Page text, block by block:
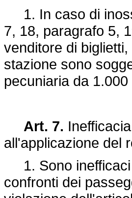
1. In caso di
7, 18, paragrafo 5,
venditore di
stazione sono
pecuniaria da
Art. 7.
all'applicazione del
1. Sono inefficaci
confronti dei